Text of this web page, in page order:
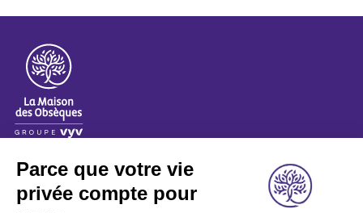
A propos